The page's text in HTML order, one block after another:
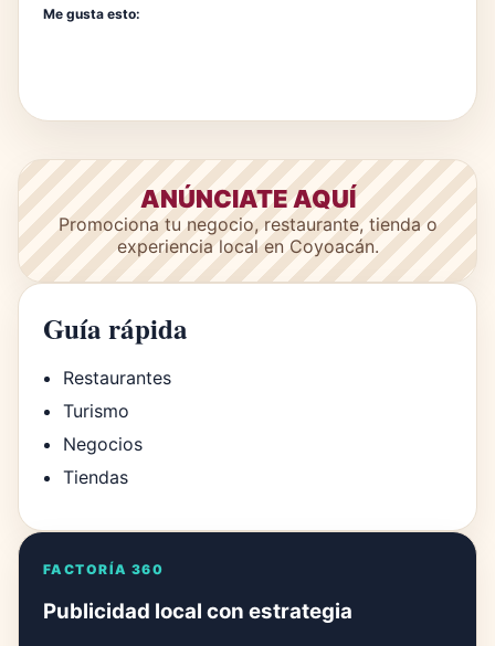
Me gusta esto:
ANÚNCIATE AQUÍ
Promociona tu negocio, restaurante, tienda o
experiencia local en Coyoacán.
Guía rápida
Restaurantes
Turismo
Negocios
Tiendas
FACTORÍA 360
Publicidad local con estrategia